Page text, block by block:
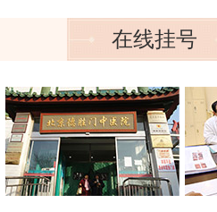
在线挂号